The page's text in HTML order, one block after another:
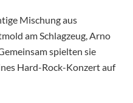
Mischung aus
am Schlagzeug, Arno
spielten sie
Hard-Rock-Konzert auf